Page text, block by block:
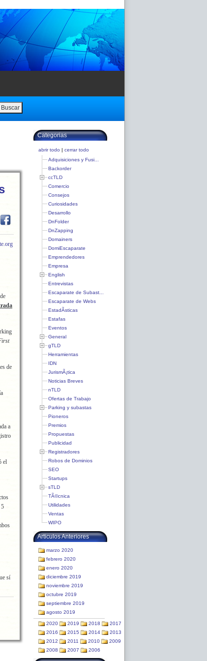
Buscar
de
a
el
5
sí
Categorias
abrir todo | cerrar todo
Adquisiciones y Fusi...
Backorder
ccTLD
Comercio
Consejos
Curiosidades
Desarrollo
DnFolder
DnZapping
Domainers
DomiEscaparate
Emprendedores
Empresa
English
Entrevistas
Escaparate de Subast...
Escaparate de Webs
EstadÃ­sticas
Estafas
Eventos
General
gTLD
Herramientas
IDN
JurismÃ¡tica
Noticias Breves
nTLD
Ofertas de Trabajo
Parking y subastas
Pioneros
Premios
Propuestas
Publicidad
Registradores
Robos de Dominios
SEO
Startups
sTLD
TÃ©cnica
Utilidades
Ventas
WIPO
Articulos Anteriores
marzo 2020
febrero 2020
enero 2020
diciembre 2019
noviembre 2019
octubre 2019
septiembre 2019
agosto 2019
2020 2019 2018
2017
2016
2015 2014
2013
2012
2011 2010
2009
2008
2007 2006